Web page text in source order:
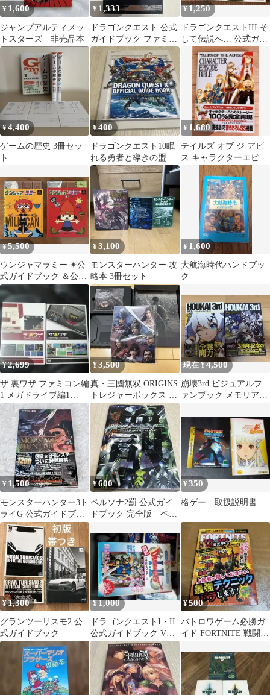
¥ 1,600
ジャンプアルティメッ
トスターズ 非売品本
¥ 1,333
ドラゴンクエスト 公式
ガイドブック ファミリ
ーコンピュータ
¥1,250
ドラゴンクエストIII そ
して伝説へ… 公式ガイ
ドブック HD-2D版
¥4,400
ゲームの歴史 3冊セッ
ト
¥400
ドラゴンクエスト10眠
れる勇者と導きの盟友
オンライン公式ガイド
ブック バトル+…
¥ 1,680
テイルズ オブ ジ アビ
ス キャラクターエピソ
ード バイブル 初版 帯
¥5,500
ウンジャマラミー ✴︎公
式ガイドブック ＆公式
裏ガイドブック✴︎2冊セ
ット
¥3,100
モンスターハンター 攻
略本 3冊セット
¥ 1,600
大航海時代ハンドブッ
ク
¥2,699
ザ 裏ワザ ファミコン編
1 メガドライブ編1
DVDセット
¥3,500
真・三國無双 ORIGINS
トレジャーボックス 特
典3点セット
現在 ¥4,500
崩壊3rd ビジュアルフ
ァンブック メモリアル
ト
¥ 1,500
モンスターハンター3ト
ライG 公式ガイドブッ
ク 3DS 任天堂
CAPCOM
¥600
ペルソナ2罰 公式ガイ
ドブック 完全版 ペー
¥350
格ゲー 取扱説明書
¥1,300
グランツーリスモ2 公
式ガイドブック
¥1,000
ドラゴンクエストI・II
公式ガイドブック Vジ
ャンプブックス
¥500
バトロワゲーム必勝ガ
イド FORTNITE 戦闘技